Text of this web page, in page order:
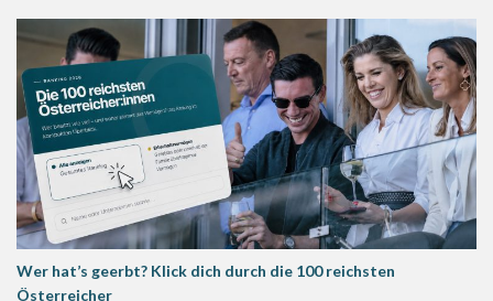
Wer hat’s geerbt? Klick dich durch die 100 reichsten
Österreicher